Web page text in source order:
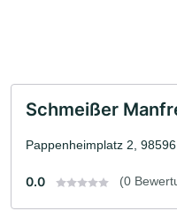
Schmeißer
Pappenheimplatz 2,
0.0 (0